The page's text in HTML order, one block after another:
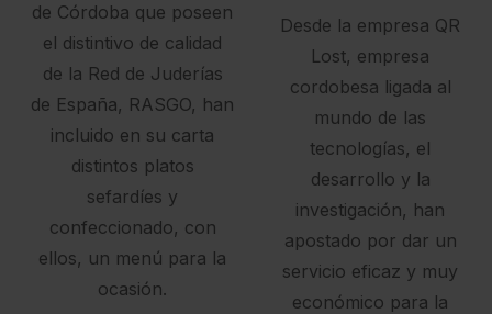
de Córdoba que poseen
el distintivo de calidad
de la Red de Juderías
de España, RASGO, han
incluido en su carta
distintos platos
sefardíes y
confeccionado, con
ellos, un menú para la
ocasión.
Desde la empresa QR
Lost, empresa
cordobesa ligada al
mundo de las
tecnologías, el
desarrollo y la
investigación, han
apostado por dar un
servicio eficaz y muy
económico para la